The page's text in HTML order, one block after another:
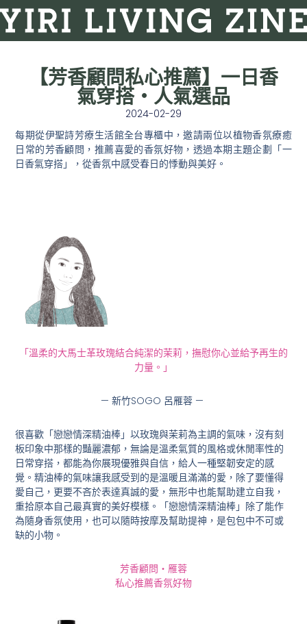
【芳香顧問私心推薦】一日香
氣穿搭・人氣選品
2024-02-29
每期從伊聖詩芳療⽣活館全台專櫃中，邀請兩位以植物⾹氛療癒
⽇常的芳⾹顧問，推薦喜愛的⾹氛好物，透過本期主題企劃「一
日香氣穿搭」，從香氛中感受春日的悸動與美好。
「溫柔的⼤⾺⼠⾰玫瑰結合純潔的茉莉，撫慰你心並給予再⽣的
⼒量。」
— 新竹SOGO 呂雁蓉 —
很喜歡「戀戀情深精油棒」以玫瑰與茉莉為主調的氣味，沒有刻
板印象中那樣的豔麗濃郁，無論是溫柔氣質的風格或休閒率性的
日常穿搭，都能為你展現優雅與自信，給人一種堅韌安定的感
覺。精油棒的氣味讓我感受到的是溫暖且滿滿的愛，除了要懂得
愛自己，更要不吝於表達真誠的愛，無形中也能幫助建立自我，
重拾原本自己最真實的美好模樣。「戀戀情深精油棒」除了能作
為隨身香氛使用，也可以隨時按摩及幫助提神，是包包中不可或
缺的小物。
芳香顧問・雁蓉
私心推薦香氛好物